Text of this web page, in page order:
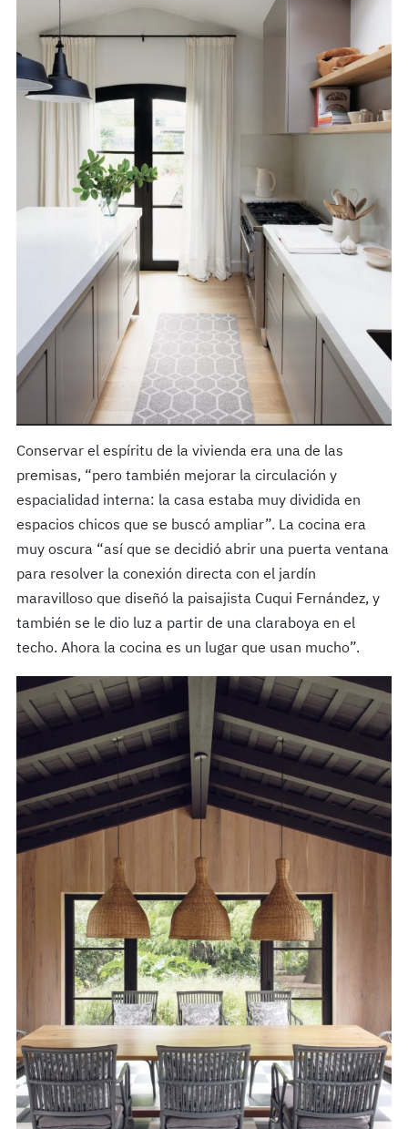
Conservar el espíritu de la vivienda era una de las
premisas, “pero también mejorar la circulación y
espacialidad interna: la casa estaba muy dividida en
espacios chicos que se buscó ampliar”. La cocina era
muy oscura “así que se decidió abrir una puerta ventana
para resolver la conexión directa con el jardín
maravilloso que diseñó la paisajista Cuqui Fernández, y
también se le dio luz a partir de una claraboya en el
techo. Ahora la cocina es un lugar que usan mucho”.